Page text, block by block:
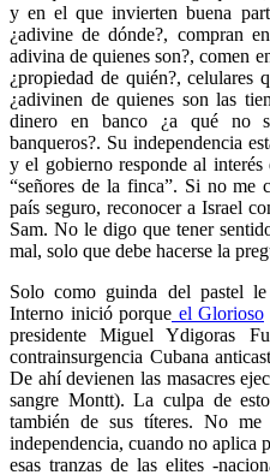
y en el que invierten buena
¿adivine de dónde?, compran
adivina de quienes son?, comen
¿propiedad de quién?, celulares
¿adivinen de quienes son las
dinero en banco ¿a qué no
banqueros?. Su independencia
y el gobierno responde al
“señores de la finca”. Si no me
país seguro, reconocer a Israel
Sam. No le digo que tener
mal, solo que debe hacerse la
Solo como guinda del pastel
Interno inició porque el Glorioso
presidente Miguel Ydigoras
contrainsurgencia Cubana
De ahí devienen las masacres
sangre Montt). La culpa de
también de sus títeres. No me
independencia, cuando no aplica
esas tranzas de las elites -